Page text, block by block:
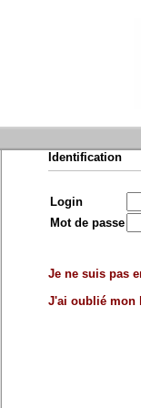
Identification
Login
Mot de passe
Je ne suis pas
J'ai oublié mon